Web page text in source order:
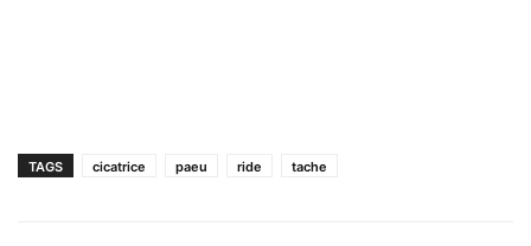
TAGS cicatrice paeu ride tache